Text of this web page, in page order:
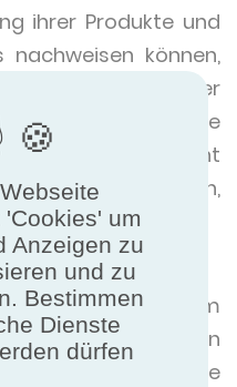
ihrer Produkte und
nachweisen können,
abheben. Hier
durch Dritte, wie
Eurovent
(ECP)-Zeichen,
Abhängigkeit vom
Energien
erneuerbarer Energie
um
Anzeigen zu
und zu
Bestimmen
Dienste
dürfen